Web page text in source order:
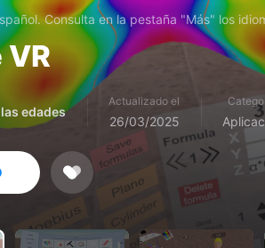
Consulta en la pestaña "Más" los
VR
edades
Actualizado el
26/03/2025